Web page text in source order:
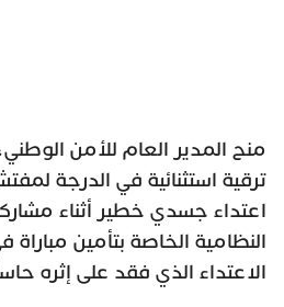
منح المدير العام للأمن
ترقية استثنائية في الدرجة
اعتداء جسدي خطير أثناء
النظامية الخاصة بتأمين
الاعتداء الذي فقد على إثره